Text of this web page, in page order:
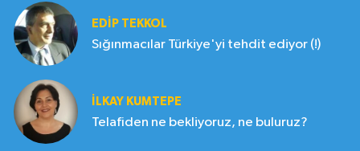
EDIP TEKKOL
Sığınmacılar Türkiye'yi tehdit ediyor (!)
İLKAY KUMTEPE
Telafiden ne bekliyoruz, ne buluruz?